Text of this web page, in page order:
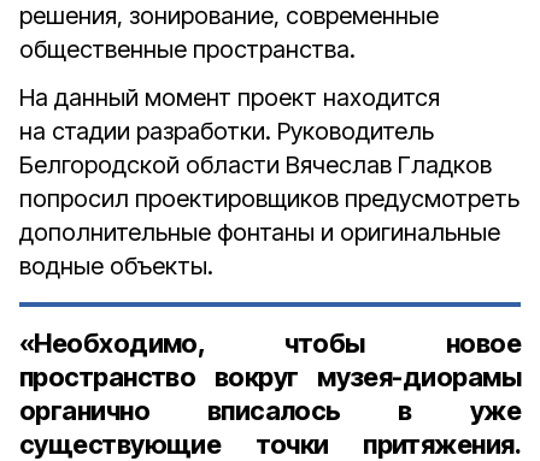
решения, зонирование, современные
общественные пространства.
На данный момент проект находится
на стадии разработки. Руководитель
Белгородской области Вячеслав Гладков
попросил проектировщиков предусмотреть
дополнительные фонтаны и оригинальные
водные объекты.
«Необходимо, чтобы новое
пространство вокруг музея-диорамы
органично вписалось в уже
существующие точки притяжения.